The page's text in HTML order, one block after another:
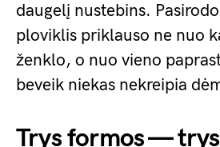
daugelį nustebins.
ploviklis priklauso ne nuo
ženklo, o nuo vieno
beveik niekas nekreipia
Trys formos —